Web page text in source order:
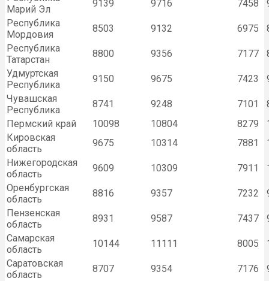
Марий Эл
9139 9716 7458
Республика
Мордовия
8503 9132 6975
Республика
Татарстан
8800 9356 7177
Удмуртская
Республика
9150 9675 7423
Чувашская
Республика
8741 9248 7101
Пермский край
10098 10804 8279
Кировская
область
9675 10314 7881
Нижегородская
область
9609 10309 7911
Оренбургская
область
8816 9357 7232
Пензенская
область
8931 9587 7437
Самарская
область
10144 11111 8005
Саратовская
область
8707 9354 7176